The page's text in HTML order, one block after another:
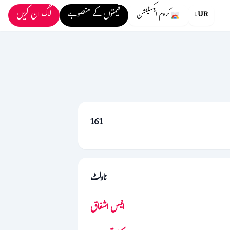
UR کروم ایکسٹینشن قیمتوں کے منصوبے لاگ ان کریں
161
ناولٹ
انیس اشفاق